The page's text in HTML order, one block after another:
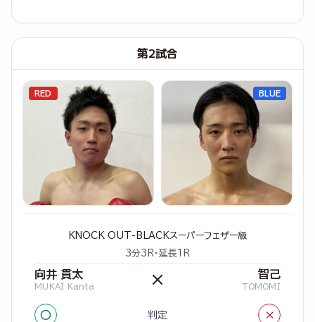
第2試合
RED
KNOCK OUT-BLACKスーパーフェザー級
3分3R・延長1R
向井 貫太
MUKAI Kanta × 智己
TOMOMI
○ 判定 ×
BLUE